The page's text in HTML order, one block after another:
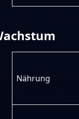
Nährung